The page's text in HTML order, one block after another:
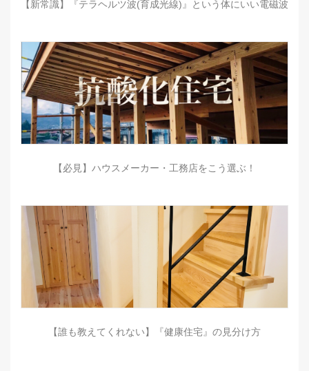
【新常識】『テラヘルツ波(育成光線)』という体にいい電磁波
【必見】ハウスメーカー・工務店をこう選ぶ！
【誰も教えてくれない】『健康住宅』の見分け方